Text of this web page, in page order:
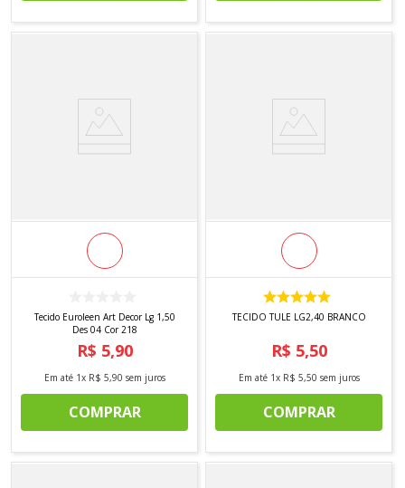
Tecido Euroleen Art Decor Lg 1,50
Des 04 Cor 218
R$ 5,90
Em até 1x R$ 5,90 sem juros
COMPRAR
TECIDO TULE LG2,40 BRANCO
R$ 5,50
Em até 1x R$ 5,50 sem juros
COMPRAR